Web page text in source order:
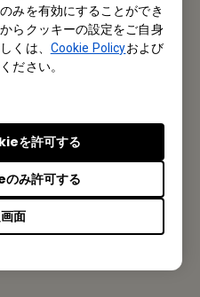
みを有効にすることができ
らクッキーの設定をご自身
くは、 Cookie Policyおよび
ださい。
面
み許可する
を許可する
る
NK内神田ビル8階